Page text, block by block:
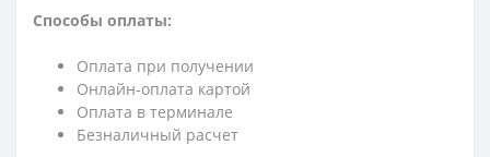
Способы оплаты:
Оплата при получении
Онлайн-оплата картой
Оплата в терминале
Безналичный расчет